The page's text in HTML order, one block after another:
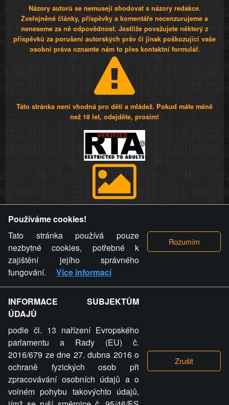
Názory autorů se nemusejí shodovat s názory redakce.
Zveřejněné články, příspěvky a komentáře necenzurujeme a
neneseme za ně odpovědnost. Jestliže považujete některý z
příspěvků za porušení autorských práv či jinak poškozující vaše
osobní práva oznamte nám to přes kontaktní formulář.
Táto stránka není vhodná pro děti a mládež. Pokud máte méně
než 18 let, odejděte, prosím!
videa a komentáře. Osoba, které se toto opatření provozovatele
stránky týče, ani osoba, která umístila fotografii nebo video na
stránku, nemůže z důvodu odstranění fotografie, videa nebo
komentáře pro výše uvedenou okolnost uplatnit vůči
provozovateli stránky žádný nárok na náhradu škody nebo
nemajetkové újmy.
ZVRÁCENÝ.CZ - Svět není zvrácenej. To jen
ty lidi...
ZVRÁCENÝ.CZ
Používáme cookies!
Tato stránka používá pouze
nezbytné cookies, potřebné k
zajištění jejího správného
fungování.
Více informací
INFORMACE SUBJEKTŮM
ÚDAJŮ
podle čl. 13 nařízení Evropského
parlamentu a Rady (EU) č.
2016/679 ze dne 27. dubna 2016 o
ochraně fyzických osob při
zpracovávání osobních údajů a o
volném pohybu takovýchto údajů,